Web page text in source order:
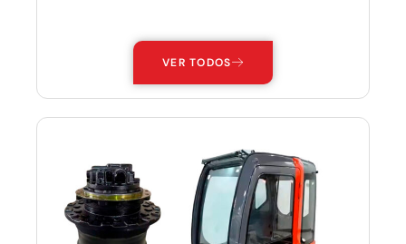
VER TODOS